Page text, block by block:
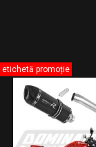
etichetă promoție